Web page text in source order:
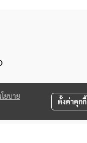
ยบาย
ตั้งค่าคุกกี้